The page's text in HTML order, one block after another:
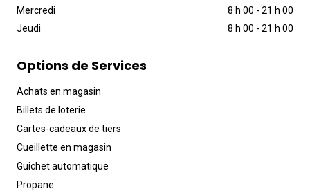
Mercredi
8 h 00 - 21 h 00
Jeudi
8 h 00 - 21 h 00
Options de Services
Achats en magasin
Billets de loterie
Cartes-cadeaux de tiers
Cueillette en magasin
Guichet automatique
Propane